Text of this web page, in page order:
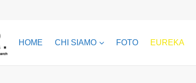
HOME CHI SIAMO FOTO EUREKA